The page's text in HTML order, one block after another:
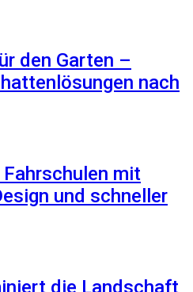
den Garten –
nach
mit
und schneller
die Landschaft